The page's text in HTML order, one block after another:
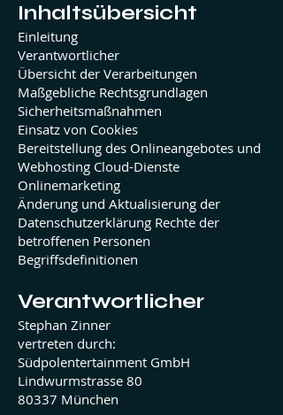
Inhaltsübersicht
Einleitung
Verantwortlicher
Übersicht der Verarbeitungen
Maßgebliche Rechtsgrundlagen
Sicherheitsmaßnahmen
Einsatz von Cookies
Bereitstellung des Onlineangebotes und
Webhosting Cloud-Dienste
Onlinemarketing
Änderung und Aktualisierung der
Datenschutzerklärung Rechte der
betroffenen Personen
Begriffsdefinitionen
Verantwortlicher
Stephan Zinner
vertreten durch:
Südpolentertainment GmbH
Lindwurmstrasse 80
80337 München